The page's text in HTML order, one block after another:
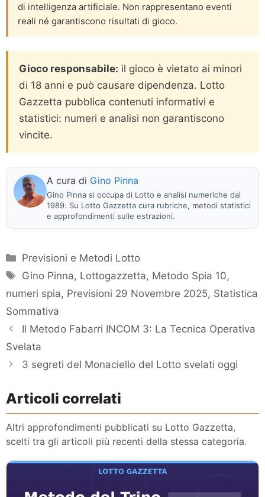
di intelligenza artificiale. Non rappresentano eventi
reali né garantiscono risultati di gioco.
Gioco responsabile: il gioco è vietato ai minori
di 18 anni e può causare dipendenza. Lotto
Gazzetta pubblica contenuti informativi e
statistici: numeri e analisi non garantiscono
vincite.
A cura di Gino Pinna
Gino Pinna si occupa di Lotto e analisi numeriche dal
1989. Su Lotto Gazzetta cura rubriche, metodi statistici
e approfondimenti sulle estrazioni.
Categorie
Previsioni e Metodi Lotto
Tag
Gino Pinna, Lottogazzetta, Metodo Spia 10,
numeri spia, Previsioni 29 Novembre 2025, Statistica
Sommativa
Il Metodo Fabarri INCOM 3: La Tecnica Operativa
Svelata
3 segreti del Monaciello del Lotto svelati oggi
Articoli correlati
Altri approfondimenti pubblicati su Lotto Gazzetta,
scelti tra gli articoli più recenti della stessa categoria.